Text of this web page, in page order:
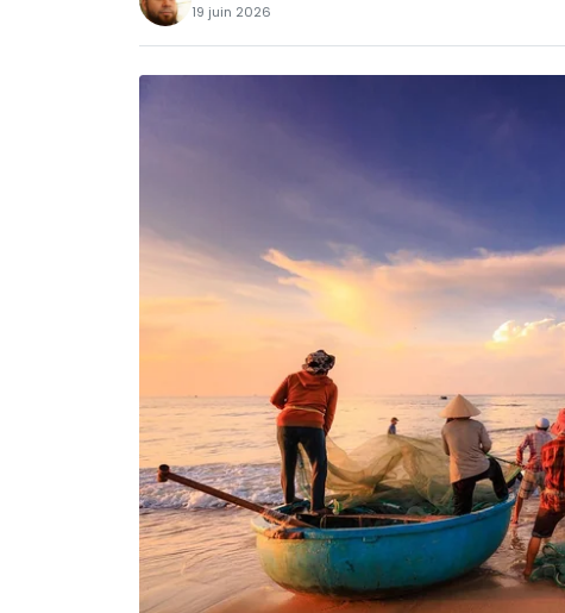
19 juin 2026